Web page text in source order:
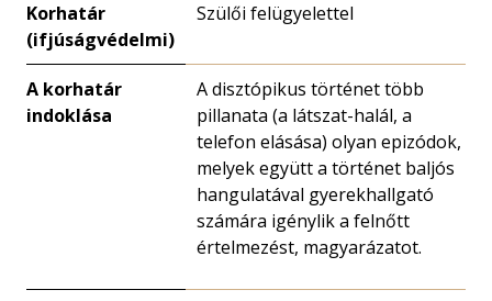
Korhatár
(ifjúságvédelmi)
Szülői felügyelettel
A korhatár
indoklása
A disztópikus történet több
pillanata (a látszat-halál, a
telefon elásása) olyan epizódok,
melyek együtt a történet baljós
hangulatával gyerekhallgató
számára igénylik a felnőtt
értelmezést, magyarázatot.